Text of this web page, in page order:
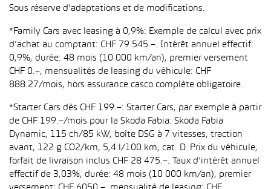
Sous réserve d’adaptations et de modifications.
*Family Cars avec leasing à 0,9%: Exemple de calcul avec prix
d’achat au comptant: CHF 79 545.–. Intérêt annuel effectif:
0,9%, durée: 48 mois (10 000 km/an), premier versement
CHF 0.–, mensualités de leasing du véhicule: CHF
888.27/mois, hors assurance casco complète obligatoire.
*Starter Cars dès CHF 199.–: Starter Cars, par exemple à partir
de CHF 199.–/mois pour la Skoda Fabia: Skoda Fabia
Dynamic, 115 ch/85 kW, boîte DSG à 7 vitesses, traction
avant, 122 g CO2/km, 5,4 l/100 km, cat. D. Prix du véhicule,
forfait de livraison inclus CHF 28 475.–. Taux d’intérêt annuel
effectif de 3,03%, durée: 48 mois (10 000 km/an), premier